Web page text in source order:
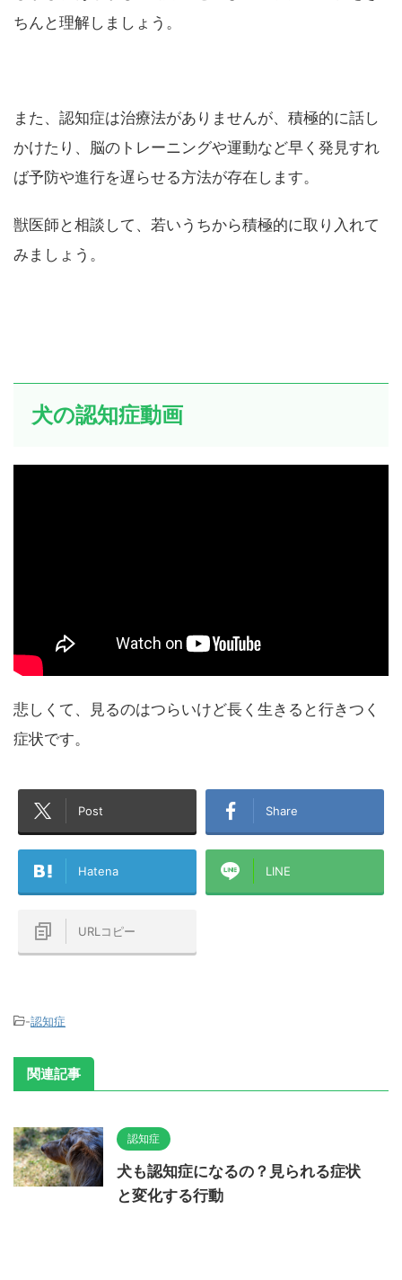
ちんと理解しましょう。
また、認知症は治療法がありませんが、積極的に話し
かけたり、脳のトレーニングや運動など早く発見すれ
ば予防や進行を遅らせる方法が存在します。
獣医師と相談して、若いうちから積極的に取り入れて
みましょう。
犬の認知症動画
悲しくて、見るのはつらいけど長く生きると行きつく
症状です。
Post Share
Hatena LINE
URLコピー
-認知症
関連記事
認知症
犬も認知症になるの？見られる症状
と変化する行動